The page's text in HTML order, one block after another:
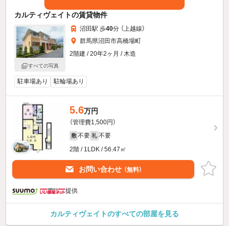
カルティヴェイトの賃貸物件
すべての写真
沼田駅 歩40分 （上越線）
群馬県沼田市高橋場町
2階建 / 20年2ヶ月 / 木造
駐車場あり 駐輪場あり
5.6万円
（管理費1,500円）
敷 不要 礼 不要
2階 / 1LDK / 56.47㎡
お問い合わせ （無料）
提供
カルティヴェイトのすべての部屋を見る